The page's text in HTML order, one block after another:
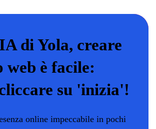
di Yola, creare
web è facile:
su 'inizia'!
online impeccabile in pochi